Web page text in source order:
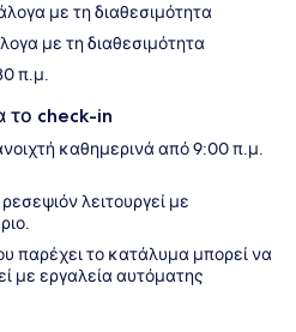
με τη διαθεσιμότητα
με τη διαθεσιμότητα
π.μ.
το check-in
καθημερινά από 9:00 π.μ.
λειτουργεί με
παρέχει το κατάλυμα μπορεί να
με εργαλεία αυτόματης